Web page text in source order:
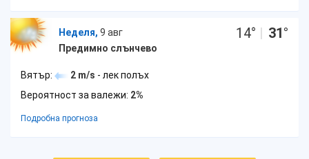
Неделя, 9 авг
Предимно слънчево
14° | 31°
Вятър: 2 m/s - лек полъх
Вероятност за валежи: 2%
Подробна прогноза